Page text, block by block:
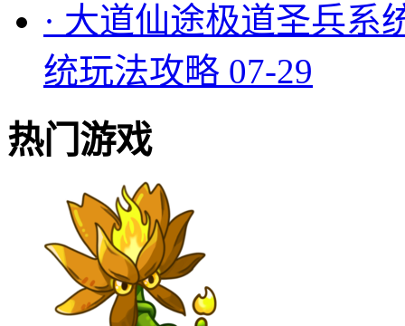
· 大道仙途极道圣兵系
统玩法攻略 07-29
热门游戏